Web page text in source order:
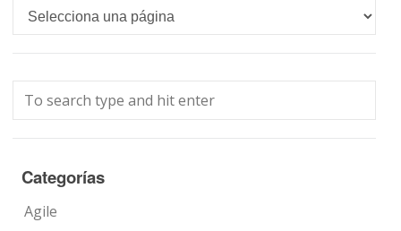
Languages
Categorías
Agile